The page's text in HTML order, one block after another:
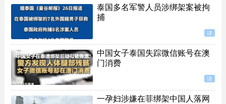
泰国多名军警人员涉绑架案被拘
捕
详
中国女子泰国失踪微信账号在澳
门消费
详
一孕妇涉嫌在菲绑架中国人落网